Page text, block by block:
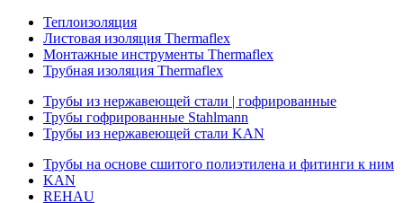
Теплоизоляция
Листовая изоляция Thermaflex
Монтажные инструменты Thermaflex
Трубная изоляция Thermaflex
Трубы из нержавеющей стали | гофрированные
Трубы гофрированные Stahlmann
Трубы из нержавеющей стали KAN
Трубы на основе сшитого полиэтилена и фитинги к ним
KAN
REHAU